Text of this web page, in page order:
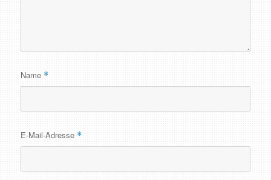
Name *
E-Mail-Adresse *